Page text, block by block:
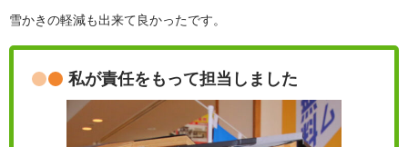
雪かきの軽減も出来て良かったです。
私が責任をもって担当しました